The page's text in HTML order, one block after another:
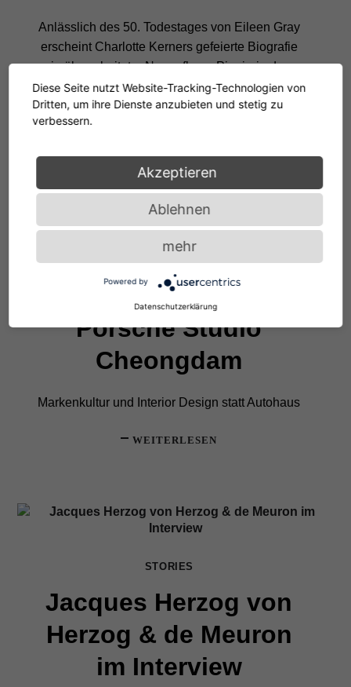
Anlässlich des 50. Todestages von Eileen Gray
erscheint Charlotte Kerners gefeierte Biografie
in überarbeiteter Neuauflage.Pionierin der
Moderneerzählt die Geschichte einer
visionären Gestalterin, deren Entwürfe bis
heute nichts von ihrer Aktualität verloren
WEITERLESEN
STORIES
Porsche Studio
Cheongdam
Markenkultur und Interior Design statt Autohaus
WEITERLESEN
STORIES
Jacques Herzog von
Herzog & de Meuron
im Interview
Diese Seite nutzt Website-Tracking-Technologien von
Dritten, um ihre Dienste anzubieten und stetig zu
verbessern.
Akzeptieren
Ablehnen
mehr
Powered by
Datenschutzerklärung